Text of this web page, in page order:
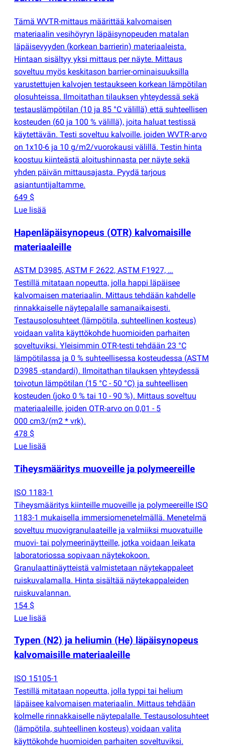
Tämä WVTR-mittaus määrittää kalvomaisen
materiaalin vesihöyryn läpäisynopeuden matalan
läpäisevyyden (korkean barrierin) materiaaleista.
Hintaan sisältyy yksi mittaus per näyte. Mittaus
soveltuu myös keskitason barrier-ominaisuuksilla
varustettujen kalvojen testaukseen korkean lämpötilan
olosuhteissa. Ilmoitathan tilauksen yhteydessä sekä
testauslämpötilan (10 ja 85 °C välillä) että suhteellisen
kosteuden (60 ja 100 % välillä), joita haluat testissä
käytettävän. Testi soveltuu kalvoille, joiden WVTR-arvo
on 1x10-6 ja 10 g/m2/vuorokausi välillä. Testin hinta
koostuu kiinteästä aloitushinnasta per näyte sekä
yhden päivän mittausajasta. Pyydä tarjous
asiantuntijaltamme.
649 $
Lue lisää
Hapenläpäisynopeus (OTR) kalvomaisille
materiaaleille
ASTM D3985, ASTM F 2622, ASTM F1927, …
Testillä mitataan nopeutta, jolla happi läpäisee
kalvomaisen materiaalin. Mittaus tehdään kahdelle
rinnakkaiselle näytepalalle samanaikaisesti.
Testausolosuhteet ( lämpötila, suhteellinen kosteus)
voidaan valita käyttökohde huomioiden parhaiten
soveltuviksi. Yleisimmin OTR-testi tehdään 23 °C
lämpötilassa ja 0 % suhteellisessa kosteudessa (ASTM
D3985 -standardi). Ilmoitathan tilauksen yhteydessä
toivotun lämpötilan (15 °C - 50 °C) ja suhteellisen
kosteuden (joko 0 % tai 10 - 90 %). Mittaus soveltuu
materiaaleille, joiden OTR-arvo on 0,01 - 5
000 cm3/(m2 * vrk).
478 $
Lue lisää
Tiheysmääritys muoveille ja polymeereille
ISO 1183-1
Tiheysmääritys kiinteille muoveille ja polymeereille ISO
1183-1 mukaisella immersiomenetelmällä. Menetelmä
soveltuu muovigranulaateille ja valmiiksi muovatuille
muovi- tai polymeerinäytteille, jotka voidaan leikata
laboratoriossa sopivaan näytekokoon.
Granulaattinäytteistä valmistetaan näytekappaleet
ruiskuvalamalla. Hinta sisältää näytekappaleiden
ruiskuvalannan.
154 $
Lue lisää
Typen (N2) ja heliumin (He) läpäisynopeus
kalvomaisille materiaaleille
ISO 15105-1
Testillä mitataan nopeutta, jolla typpi tai helium
läpäisee kalvomaisen materiaalin. Mittaus tehdään
kolmelle rinnakkaiselle näytepalalle. Testausolosuhteet
(lämpötila, suhteellinen kosteus) voidaan valita
käyttökohde huomioiden parhaiten soveltuviksi.